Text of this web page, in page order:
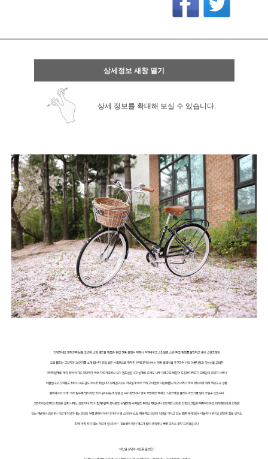
상세정보 새창 열기
상세 정보를 확대해 보실 수 있습니다.